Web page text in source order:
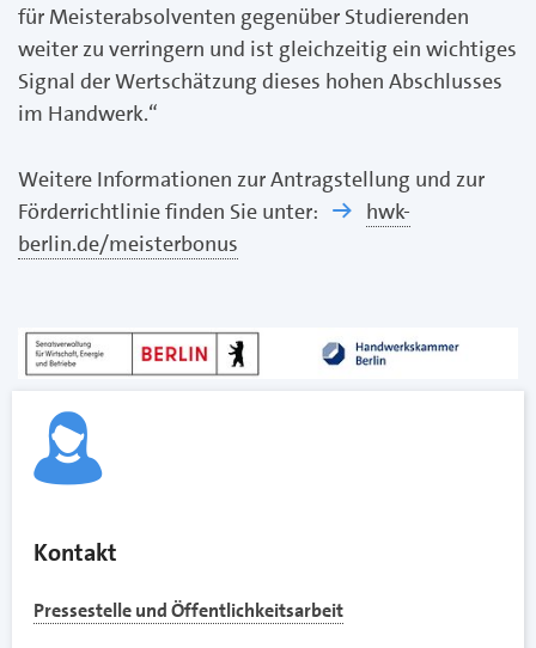
für Meisterabsolventen gegenüber Studierenden
weiter zu verringern und ist gleichzeitig ein wichtiges
Signal der Wertschätzung dieses hohen Abschlusses
im Handwerk.“
Weitere Informationen zur Antragstellung und zur
Förderrichtlinie finden Sie unter:
hwk-
berlin.de/meisterbonus
Kontakt
Pressestelle und Öffentlichkeitsarbeit